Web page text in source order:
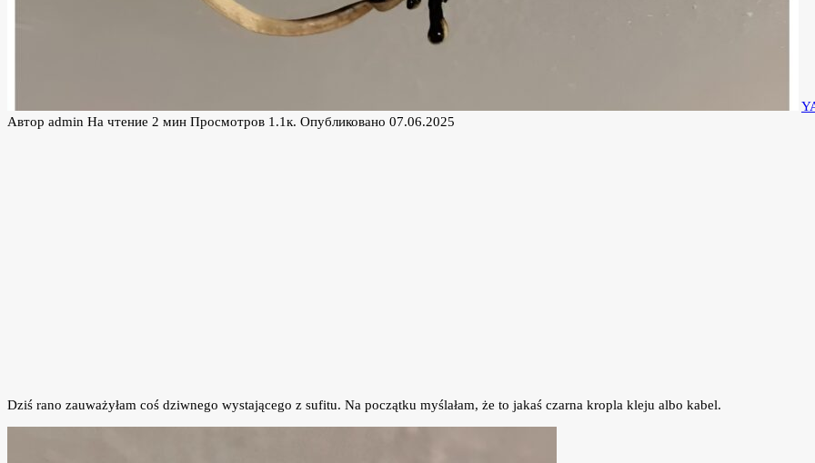
Автор admin На чтение 2 мин Просмотров 1.1к. Опубликовано 07.06.2025
Dziś rano zauważyłam coś dziwnego wystającego z sufitu. Na początku myślałam, że to jakaś czarna kropla kleju albo kabel.